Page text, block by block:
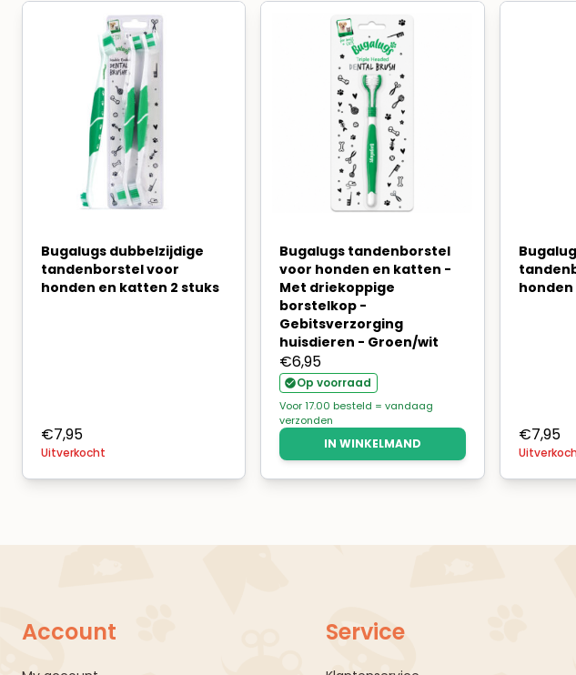
Bugalugs dubbelzijdige
tandenborstel voor
honden en katten 2 stuks
€7,95
Uitverkocht
Bugalugs tandenborstel
voor honden en katten -
Met driekoppige
borstelkop -
Gebitsverzorging
huisdieren - Groen/wit
€6,95
Op voorraad
Voor 17.00 besteld = vandaag
verzonden
IN WINKELMAND €7,95
Account Service